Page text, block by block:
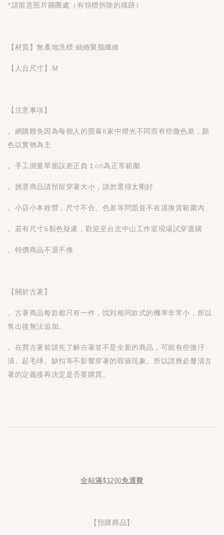
*請留意照片圓圈處（有領標拆除的痕跡）
【材質】無產地洗標-細緻聚脂纖維
【人台尺寸】Ｍ
【注意事項】
。網購難免因為每個人的螢幕&家中燈光不同而有些微色差，顏
色以實物為主
。手工測量單面誤差正負１cm為正常範圍
。挑選商品請預留穿著大小，請勿選得太剛好
。小店小本經營，尺寸不合、色差等問題並不在退換貨範圍內
。若有尺寸&顏色疑慮，歡迎至台北中山工作室現場試穿選購
。特價商品不退不換
【關於古著】
。古著商品每款都只有一件，找到相同款式的機率非常小，所以
售出後無法追加。
。在買古著前請先了解古著並不是全新的商品，可能有些微汙
漬、起毛球、缺扣等不影響穿著的瑕疵現象。所以請務必釐清古
著的定義後再決定是否要購買。
全站滿$1200免運費
【預購商品】